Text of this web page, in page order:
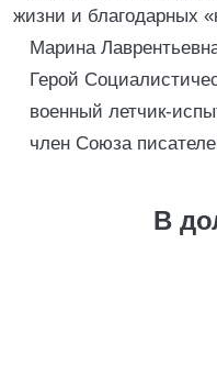
жизни и благодарных
Марина
Герой
военный летчик-
член Союза
В